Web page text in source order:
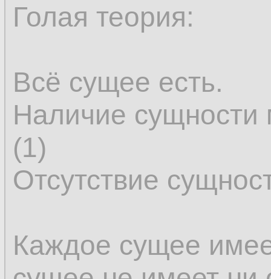
Голая теория:
Всё сущее есть.
Наличие
(1)
Отсутствие
Каждое сущее